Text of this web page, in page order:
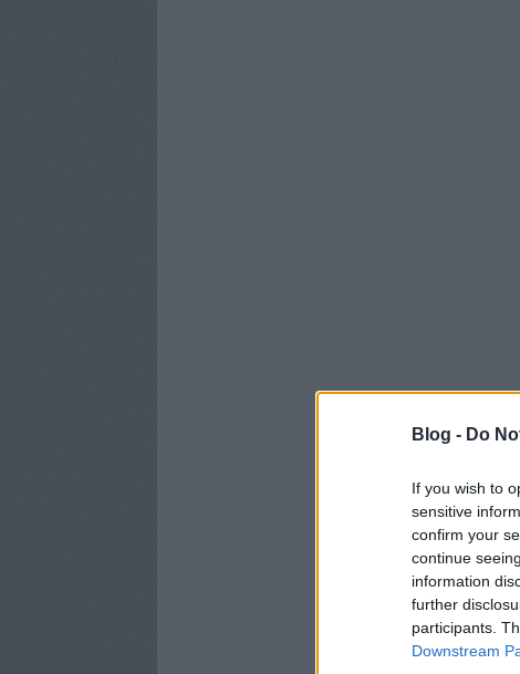
Blog - Do
If you wish to
sensitive
confirm your
continue
information
further
participants.
Downstream